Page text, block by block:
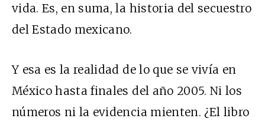
vida. Es, en suma, la historia del secuestro
del Estado mexicano.
Y esa es la realidad de lo que se vivía en
México hasta finales del año 2005. Ni los
números ni la evidencia mienten. ¿El libro